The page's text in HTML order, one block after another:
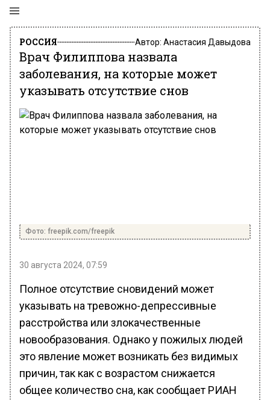
РОССИЯ Автор: Анастасия Давыдова
Врач Филиппова назвала
заболевания, на которые может
указывать отсутствие снов
Фото: freepik.com/freepik
30 августа 2024, 07:59
Полное отсутствие сновидений может
указывать на тревожно-депрессивные
расстройства или злокачественные
новообразования. Однако у пожилых людей
это явление может возникать без видимых
причин, так как с возрастом снижается
общее количество сна, как сообщает РИАН